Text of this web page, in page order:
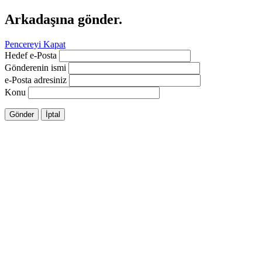
Arkadaşına gönder.
Pencereyi Kapat
Hedef e-Posta
Gönderenin ismi
e-Posta adresiniz
Konu
Gönder İptal